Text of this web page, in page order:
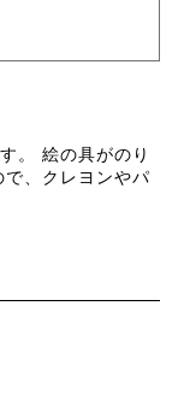
。 絵の具がのり
、クレヨンやパ